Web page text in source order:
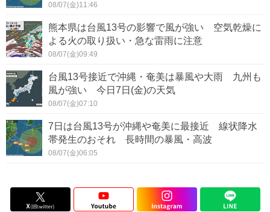
08/07(金)11:46
熊本県は台風13号の影響で風が強い 空気乾燥に
よる火の取り扱い・急な雷雨に注意
08/07(金)09:49
台風13号接近で沖縄・奄美は暴風や大雨 九州も
風が強い 今日7日(金)の天気
08/07(金)07:10
7日は台風13号が沖縄や奄美に最接近 線状降水
帯発生のおそれ 長時間の暴風・高波
08/07(金)06:05